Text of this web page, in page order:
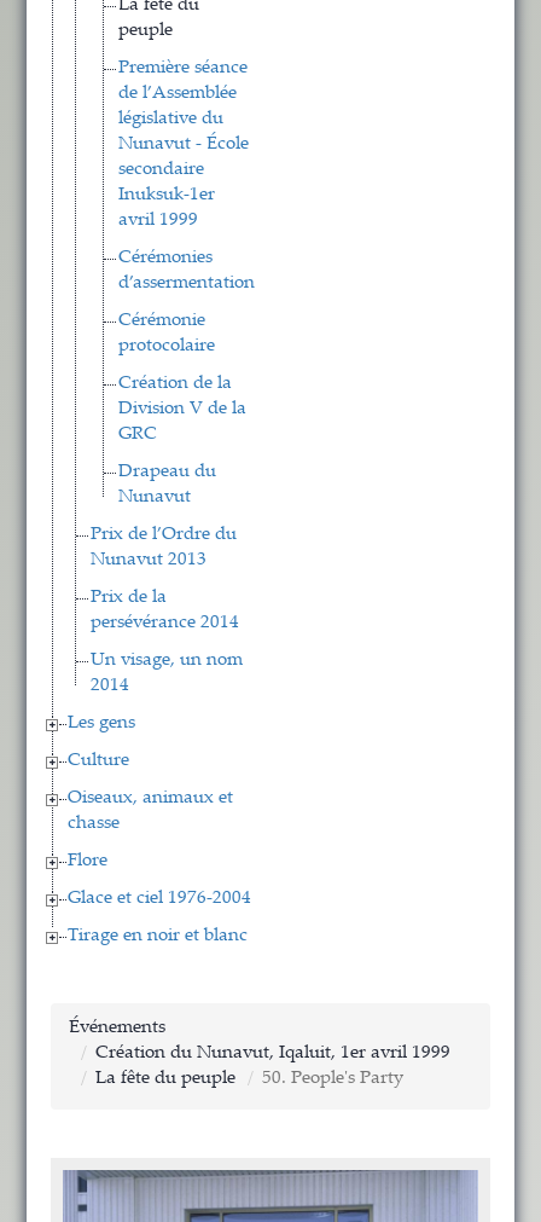
La fête du
peuple
Première séance
de l’Assemblée
législative du
Nunavut - École
secondaire
Inuksuk-1er
avril 1999
Cérémonies
d’assermentation
Cérémonie
protocolaire
Création de la
Division V de la
GRC
Drapeau du
Nunavut
Prix de l’Ordre du
Nunavut 2013
Prix de la
persévérance 2014
Un visage, un nom
2014
Les gens
Culture
Oiseaux, animaux et
chasse
Flore
Glace et ciel 1976-2004
Tirage en noir et blanc
Événements
Création du Nunavut, Iqaluit, 1er avril 1999
La fête du peuple
50. People's Party